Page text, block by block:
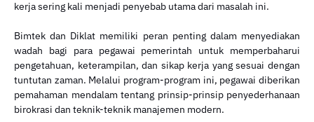
kerja sering kali menjadi penyebab utama dari masalah ini.
Bimtek dan Diklat memiliki peran penting dalam menyediakan
wadah bagi para pegawai pemerintah untuk memperbaharui
pengetahuan, keterampilan, dan sikap kerja yang sesuai dengan
tuntutan zaman. Melalui program-program ini, pegawai diberikan
pemahaman mendalam tentang prinsip-prinsip penyederhanaan
birokrasi dan teknik-teknik manajemen modern.